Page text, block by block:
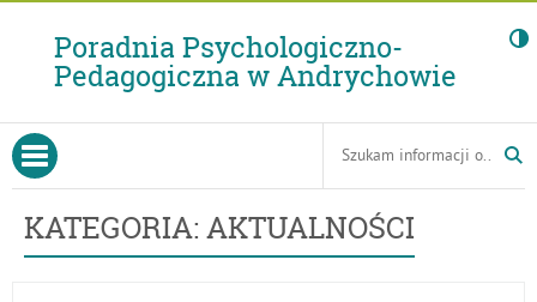
Poradnia Psychologiczno-
Pedagogiczna w Andrychowie
Menu
Gorne
otwórz menu główne Wyszukiwarka
wpisz
KATEGORIA: AKTUALNOŚCI